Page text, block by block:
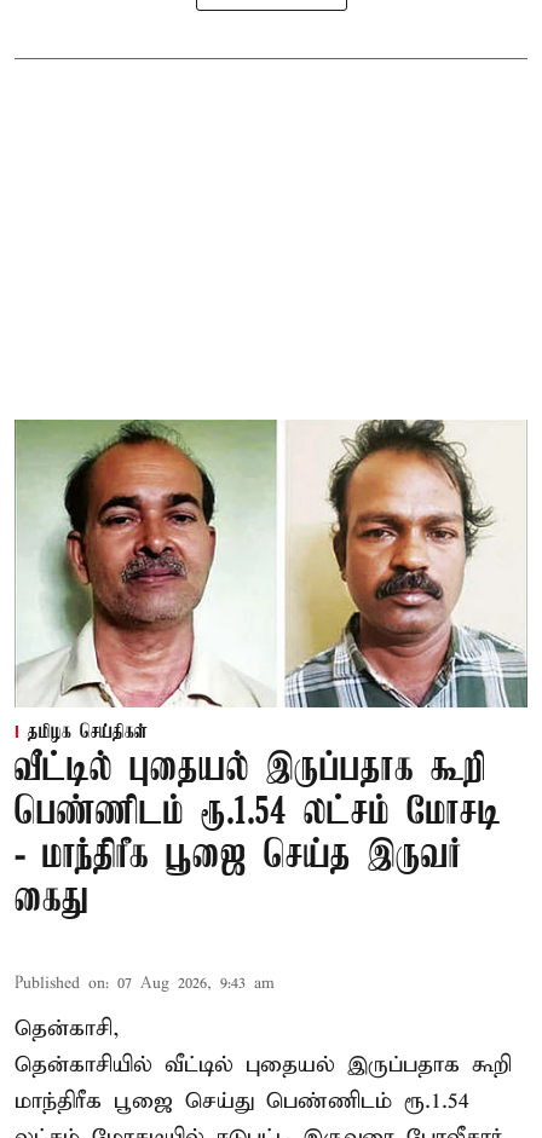
தமிழக செய்திகள்
வீட்டில் புதையல் இருப்பதாக கூறி
பெண்ணிடம் ரூ.1.54 லட்சம் மோசடி
- மாந்திரீக பூஜை செய்த இருவர்
கைது
Published on: 07 Aug 2026, 9:43 am
தென்காசி,
தென்காசியில் வீட்டில் புதையல் இருப்பதாக கூறி
மாந்திரீக பூஜை செய்து பெண்ணிடம் ரூ.1.54